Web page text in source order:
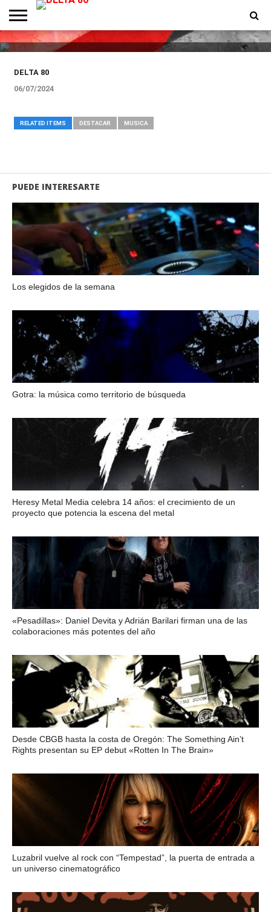
ENTREVISTAS
PREMIOS
PRODUCCIONES
PROGRAMACION
CONTACTO
HOMEPAGE
Conexiones semanales de Delta
80
DELTA 80
06/07/2024
RELATED ITEMS DESTACAR MUSICA
PUEDE INTERESARTE
Los elegidos de la semana
Gotra: la música como territorio de búsqueda
Heresy Metal Media celebra 14 años: el crecimiento de un
proyecto que potencia la escena del metal
«Pesadillas»: Daniel Devita y Adrián Barilari firman una de las
colaboraciones más potentes del año
Desde CBGB hasta la costa de Oregón: The Something Ain’t
Rights presentan su EP debut «Rotten In The Brain»
Luzabril vuelve al rock con “Tempestad”, la puerta de entrada a
un universo cinematográfico